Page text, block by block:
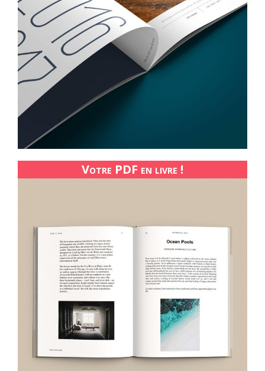
Votre PDF en livre !